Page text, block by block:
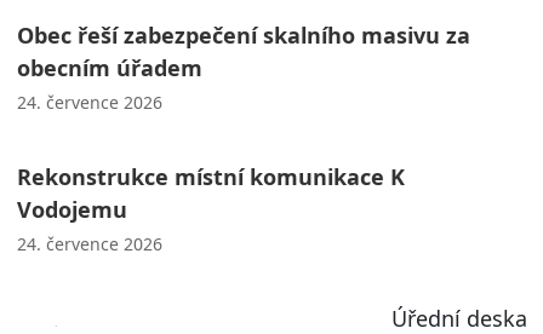
Obec řeší zabezpečení skalního masivu za
obecním úřadem
24. července 2026
Rekonstrukce místní komunikace K
Vodojemu
24. července 2026
Úřední deska